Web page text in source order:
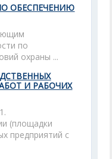
ОБЕСПЕЧЕНИЮ
по
охраны ...
И РАБОЧИХ
(площадки
предприятий с